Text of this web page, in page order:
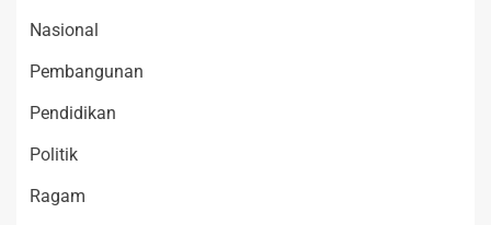
Nasional
Pembangunan
Pendidikan
Politik
Ragam